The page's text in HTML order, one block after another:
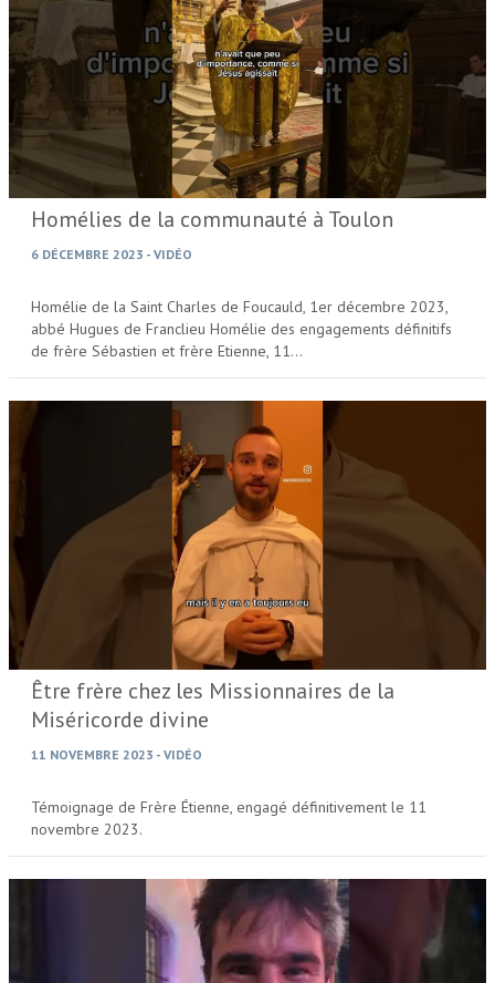
Homélies de la communauté à Toulon
6 DÉCEMBRE 2023 - VIDÉO
Homélie de la Saint Charles de Foucauld, 1er décembre 2023,
abbé Hugues de Franclieu Homélie des engagements définitifs
de frère Sébastien et frère Etienne, 11…
Être frère chez les Missionnaires de la
Miséricorde divine
11 NOVEMBRE 2023 - VIDÉO
Témoignage de Frère Étienne, engagé définitivement le 11
novembre 2023.